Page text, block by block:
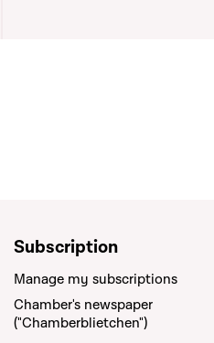
cacher tous les éléments de
Subscription
Manage my subscriptions
Chamber's newspaper
("Chamberblietchen")